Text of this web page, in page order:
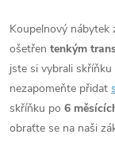
Koupelnový nábytek
ošetřen tenkým
jste si vybrali
nezapomeňte přidat
skříňku po 6
obraťte se na naši